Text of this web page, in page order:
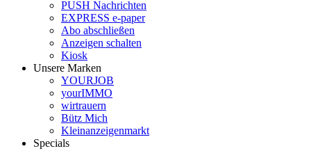
PUSH Nachrichten
EXPRESS e-paper
Abo abschließen
Anzeigen schalten
Kiosk
Unsere Marken
YOURJOB
yourIMMO
wirtrauern
Bütz Mich
Kleinanzeigenmarkt
Specials